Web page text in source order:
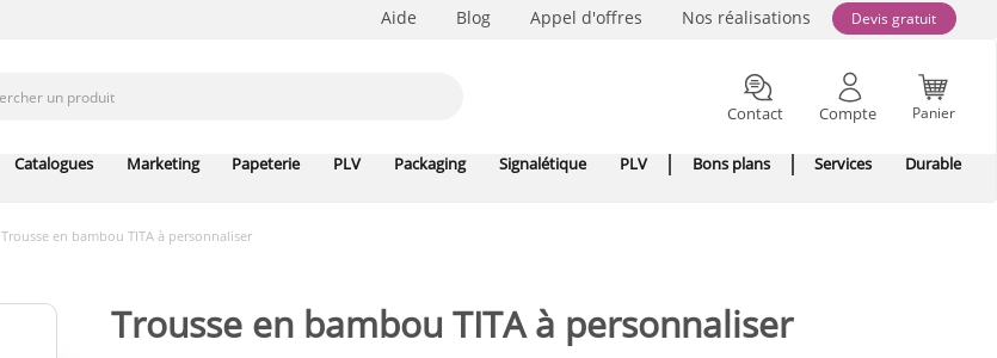
Aide Blog Appel d'offres Nos réalisations Devis gratuit
Contact Compte Panier
Catalogues Marketing Papeterie PLV Packaging Signalétique PLV Bons plans Services Durable
Trousse en bambou TITA à personnaliser
Trousse en bambou TITA à personnaliser